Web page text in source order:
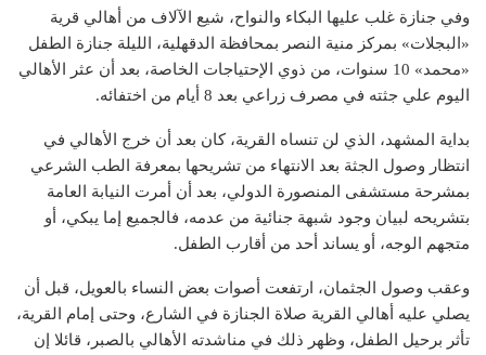
وفي جنازة غلب عليها البكاء والنواح، شيع الآلاف من أهالي قرية
«البجلات» بمركز منية النصر بمحافظة الدقهلية، الليلة جنازة الطفل
«محمد» 10 سنوات، من ذوي الإحتياجات الخاصة، بعد أن عثر الأهالي
اليوم علي جثته في مصرف زراعي بعد 8 أيام من اختفائه.
بداية المشهد، الذي لن تنساه القرية، كان بعد أن خرج الأهالي في
انتظار وصول الجثة بعد الانتهاء من تشريحها بمعرفة الطب الشرعي
بمشرحة مستشفى المنصورة الدولي، بعد أن أمرت النيابة العامة
بتشريحه لبيان وجود شبهة جنائية من عدمه، فالجميع إما يبكي، أو
متجهم الوجه، أو يساند أحد من أقارب الطفل.
وعقب وصول الجثمان، ارتفعت أصوات بعض النساء بالعويل، قبل أن
يصلي عليه أهالي القرية صلاة الجنازة في الشارع، وحتى إمام القرية،
تأثر برحيل الطفل، وظهر ذلك في مناشدته الأهالي بالصبر، قائلا إن